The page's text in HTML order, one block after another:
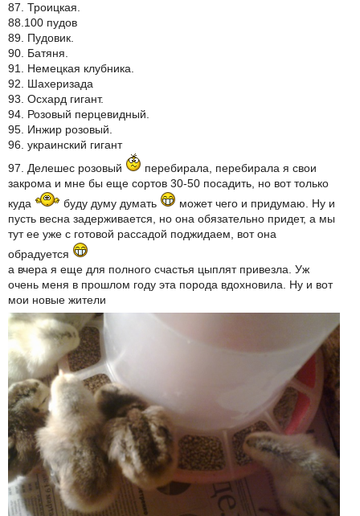
87. Троицкая.
88.100 пудов
89. Пудовик.
90. Батяня.
91. Немецкая клубника.
92. Шахеризада
93. Осхард гигант.
94. Розовый перцевидный.
95. Инжир розовый.
96. украинский гигант
97. Делешес розовый
перебирала, перебирала я свои
закрома и мне бы еще сортов 30-50 посадить, но вот только
куда
буду думу думать
может чего и придумаю. Ну и
пусть весна задерживается, но она обязательно придет, а мы
тут ее уже с готовой рассадой поджидаем, вот она
обрадуется
а вчера я еще для полного счастья цыплят привезла. Уж
очень меня в прошлом году эта порода вдохновила. Ну и вот
мои новые жители